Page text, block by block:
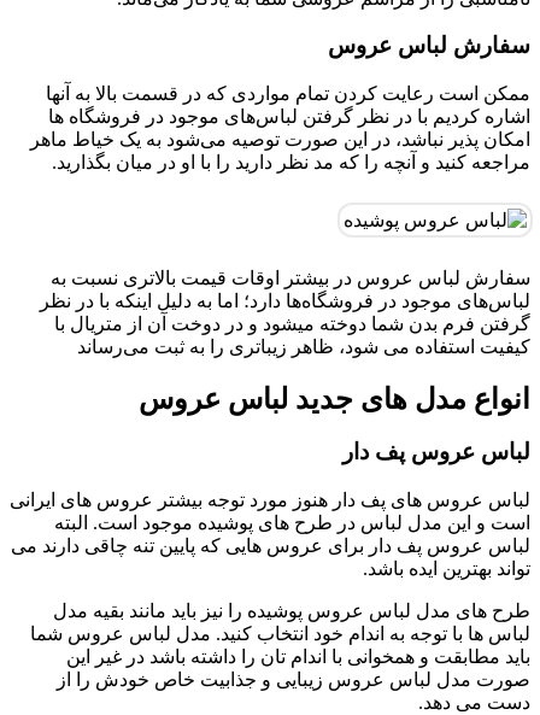
سفارش لباس عروس
ممکن است رعایت کردن تمام مواردی که در قسمت بالا به آنها
اشاره کردیم با در نظر گرفتن لباس‌های موجود در فروشگاه ها
امکان پذیر نباشد، در این صورت توصیه می‌شود به یک خیاط ماهر
مراجعه کنید و آنچه را که مد نظر دارید را با او در میان بگذارید.
سفارش لباس عروس در بیشتر اوقات قیمت بالاتری نسبت به
لباس‌های موجود در فروشگاه‌ها دارد؛ اما به دلیل اینکه با در نظر
گرفتن فرم بدن شما دوخته میشود و در دوخت آن از متریال با
کیفیت استفاده می شود، ظاهر زیباتری را به ثبت می‌رساند
انواع مدل های جدید لباس عروس
لباس عروس پف دار
لباس عروس های پف دار هنوز مورد توجه بیشتر عروس های ایرانی
است و این مدل لباس در طرح های پوشیده موجود است. البته
لباس عروس پف دار برای عروس هایی که پایین تنه چاقی دارند می
تواند بهترین ایده باشد.
طرح های مدل لباس عروس پوشیده را نیز باید مانند بقیه مدل
لباس ها با توجه به اندام خود انتخاب کنید. مدل لباس عروس شما
باید مطابقت و همخوانی با اندام تان را داشته باشد در غیر این
صورت مدل لباس عروس زیبایی و جذابیت خاص خودش را از
دست می دهد.